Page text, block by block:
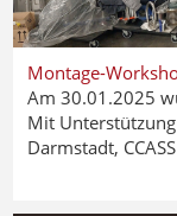
Montage-
Am 30.01.2025
Mit
Darmstadt,